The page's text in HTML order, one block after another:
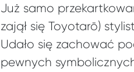
Już samo
zajął się Toyotarō)
Udało się zachować
pewnych